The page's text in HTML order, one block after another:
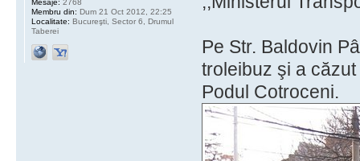
Pe Str. Baldovin
troleibuz şi a
Podul Cotroceni.
Mesaje: 2768
Membru din: Dum 21 Oct 2012, 22:25
Localitate: Bucureşti, Sector 6, Drumul
Taberei